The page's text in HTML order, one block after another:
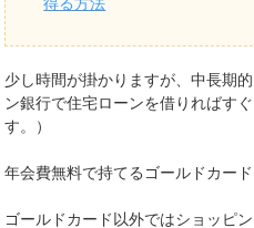
得る方法
少し時間が掛かりますが、中長期
ン銀行で住宅ローンを借りればす
す。）
年会費無料で持てるゴールドカー
ゴールドカード以外ではショッピ